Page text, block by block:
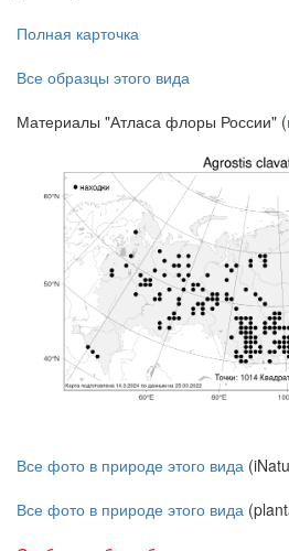
Полная карточка
Все образцы этого вида
Материалы "Атласа флоры России" (
Все фото в природе этого вида
Все фото в природе этого вида